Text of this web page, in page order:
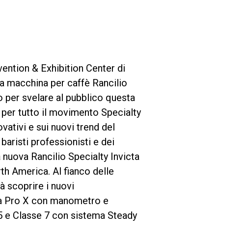
& Exhibition Center di
macchina per caffè Rancilio
svelare al pubblico questa
tutto il movimento Specialty
e sui nuovi trend del
professionisti e dei
Rancilio Specialty Invicta
America. Al fianco delle
scoprire i nuovi
Pro X con manometro e
Classe 7 con sistema Steady